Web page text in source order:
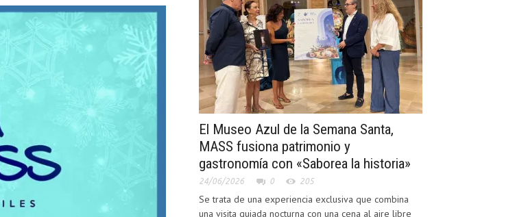
El Museo Azul de la Semana Santa,
MASS fusiona patrimonio y
gastronomía con «Saborea la historia»
24/06/2026 0 205
Se trata de una experiencia exclusiva que combina
una visita guiada nocturna con una cena al aire libre